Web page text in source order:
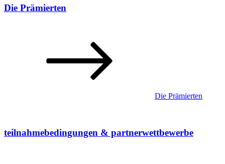
Die Prämierten
Die Prämierten
teilnahmebedingungen & partnerwettbewerbe